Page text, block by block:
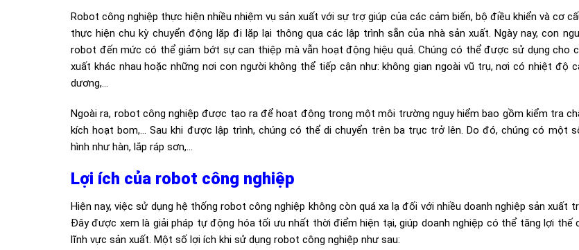
Robot công nghiệp thực hiện nhiều nhiệm vụ sản xuất với sự trợ giúp của các cảm biến, bộ điều khiển và cơ
thực hiện chu kỳ chuyển động lặp đi lặp lại thông qua các lập trình sẵn của nhà sản xuất. Ngày nay, con
robot đến mức có thể giảm bớt sự can thiệp mà vẫn hoạt động hiệu quả. Chúng có thể được sử dụng cho
xuất khác nhau hoặc những nơi con người không thể tiếp cận như: không gian ngoài vũ trụ, nơi có nhiệt độ
dương,…
Ngoài ra, robot công nghiệp được tạo ra để hoạt động trong một môi trường nguy hiểm bao gồm kiểm tra
kích hoạt bom,… Sau khi được lập trình, chúng có thể di chuyển trên ba trục trở lên. Do đó, chúng có một
hình như hàn, lắp ráp sơn,…
Lợi ích của robot công nghiệp
Hiện nay, việc sử dụng hệ thống robot công nghiệp không còn quá xa lạ đối với nhiều doanh nghiệp sản xuất
Đây được xem là giải pháp tự động hóa tối ưu nhất thời điểm hiện tại, giúp doanh nghiệp có thể tăng lợi thế
lĩnh vực sản xuất. Một số lợi ích khi sử dụng robot công nghiệp như sau: